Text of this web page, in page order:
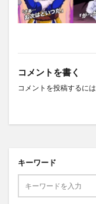
コメントを書く
コメントを投稿するには
キーワード